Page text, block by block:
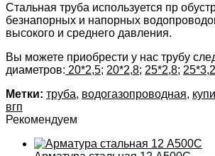
Стальная труба используется пр
безнапорных и напорных
высокого и среднего давления.
Вы можете приобрести у нас трубу
диаметров: 20*2,5; 20*2,8; 25*2,8; 25*3,2
Метки: труба, водогазопроводная,
вгп
Рекомендуем